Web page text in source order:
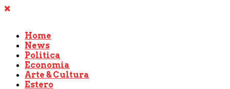
Home
News
Politica
Economia
Arte & Cultura
Estero